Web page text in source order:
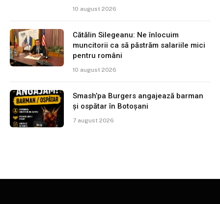
10 august 2026
Cătălin Silegeanu: Ne înlocuim
muncitorii ca să păstrăm salariile mici
pentru români
10 august 2026
Smash’pa Burgers angajează barman
și ospătar în Botoșani
7 august 2026